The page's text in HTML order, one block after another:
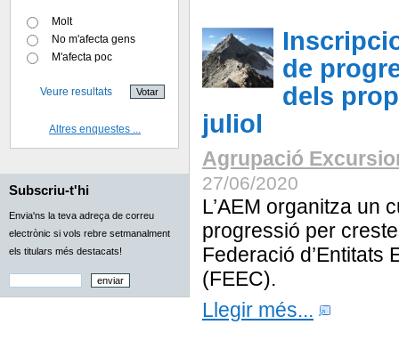
Molt
No m'afecta gens
M'afecta poc
Veure resultats
Altres enquestes ...
Subscriu-t'hi
Envia'ns la teva adreça de correu
electrònic si vols rebre setmanalment
els titulars més destacats!
de
dels
juliol
Agrupació
27/06/2020
L’AEM organitza un
progressió per
Federació d’Entitats
(FEEC).
Llegir més...